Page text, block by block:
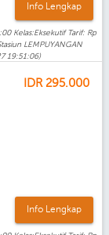
Info Lengkap
Kelas:Eksekutif Tarif: Rp
LEMPUYANGAN
19:51:06)
IDR 295.000
Info Lengkap